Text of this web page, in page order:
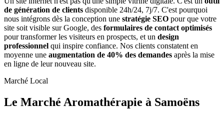
de génération de clients disponible 24h/24, 7j/7. C'est pourquoi
nous intégrons dès la conception une stratégie SEO pour que votre
site soit visible sur Google, des formulaires de contact optimisés
pour transformer les visiteurs en prospects, et un design
professionnel qui inspire confiance. Nos clients constatent en
moyenne une augmentation de 40% des demandes après la mise
en ligne de leur nouveau site.
Marché Local
Le Marché Aromathérapie à Samoëns